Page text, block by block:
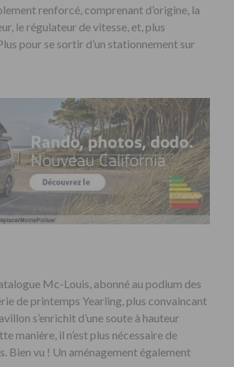
renforcé, comprenant d’origine, la
le régulateur de vitesse, et, plus
pour se sortir d’un stationnement sur
Mc-Louis, abonné au podium des
de printemps Yearling, plus convaincant
s’enrichit d’une soute à hauteur
manière, il n’est plus nécessaire de
Bien vu ! Un aménagement également